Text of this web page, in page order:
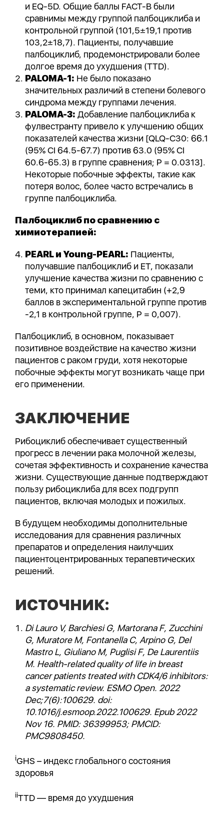
и EQ-5D. Общие баллы FACT-B были
сравнимы между группой палбоциклиба и
контрольной группой (101,5±19,1 против
103,2±18,7). Пациенты, получавшие
палбоциклиб, продемонстрировали более
долгое время до ухудшения (TTD).
PALOMA-1: Не было показано
значительных различий в степени болевого
синдрома между группами лечения.
PALOMA-3: Добавление палбоциклиба к
фулвестранту привело к улучшению общих
показателей качества жизни [QLQ-C30: 66.1
(95% CI 64.5-67.7) против 63.0 (95% CI
60.6-65.3) в группе сравнения; P = 0.0313].
Некоторые побочные эффекты, такие как
потеря волос, более часто встречались в
группе палбоциклиба.
Палбоциклиб по сравнению с
химиотерапией:
PEARL и Young-PEARL: Пациенты,
получавшие палбоциклиб и ET, показали
улучшение качества жизни по сравнению с
теми, кто принимал капецитабин (+2,9
баллов в экспериментальной группе против
-2,1 в контрольной группе, P = 0,007).
Палбоциклиб, в основном, показывает
позитивное воздействие на качество жизни
пациентов с раком груди, хотя некоторые
побочные эффекты могут возникать чаще при
его применении.
ЗАКЛЮЧЕНИЕ
Рибоциклиб обеспечивает существенный
прогресс в лечении рака молочной железы,
сочетая эффективность и сохранение качества
жизни. Существующие данные подтверждают
пользу рибоциклиба для всех подгрупп
пациентов, включая молодых и пожилых.
В будущем необходимы дополнительные
исследования для сравнения различных
препаратов и определения наилучших
пациентоцентрированных терапевтических
решений.
ИСТОЧНИК:
Di Lauro V, Barchiesi G, Martorana F, Zucchini
G, Muratore M, Fontanella C, Arpino G, Del
Mastro L, Giuliano M, Puglisi F, De Laurentiis
M. Health-related quality of life in breast
cancer patients treated with CDK4/6 inhibitors:
a systematic review. ESMO Open. 2022
Dec;7(6):100629. doi:
10.1016/j.esmoop.2022.100629. Epub 2022
Nov 16. PMID: 36399953; PMCID:
PMC9808450.
iGHS – индекс глобального состояния
здоровья
iiTTD — время до ухудшения